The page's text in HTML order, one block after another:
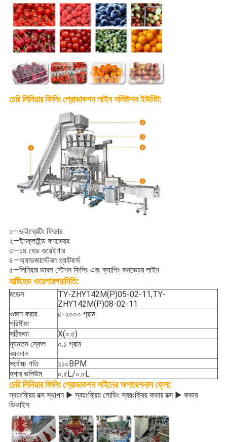
চেরি লিনিয়ার ফিলিং প্রোডাকশন লাইন সলিউশন ইউনিট:
১—ভাইব্রেটিং ফিডার
২—ইনক্লাইন্ড কনভেয়র
৩—১৪ হেড ওয়েইগার
৪—অ্যাডজাস্টেবল প্ল্যাটফর্ম
৫—লিনিয়ার ডাবল স্টেশন ফিলিং এবং ক্যাপিং কনভেয়র লাইন
মাল্টিহেড ওয়েগারপরামিতি:
মডেল
TY-ZHY142M(P)05-02-11,TY-
ZHY142M(P)08-02-11
ওজন করার
পরিসীমা
৫-২০০০ গ্রাম
সঠিকতা
X(০.৫)
ন্যূনতম স্কেল
ব্যবধান
০.১ গ্রাম
সর্বোচ্চ গতি
১১০BPM
হপার ভলিউম
০.৫L/০.৮L
চেরি লিনিয়ার ফিলিং প্রোডাকশন লাইনের অপারেশনাল ফ্লো:
স্বয়ংক্রিয় বক্স স্থাপন ▶ স্বয়ংক্রিয় লোডিং স্বয়ংক্রিয় কভার বক্স ▶ কভার
ডিভাইস